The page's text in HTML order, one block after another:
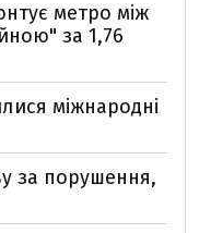
метро між
за 1,76
міжнародні
за порушення,